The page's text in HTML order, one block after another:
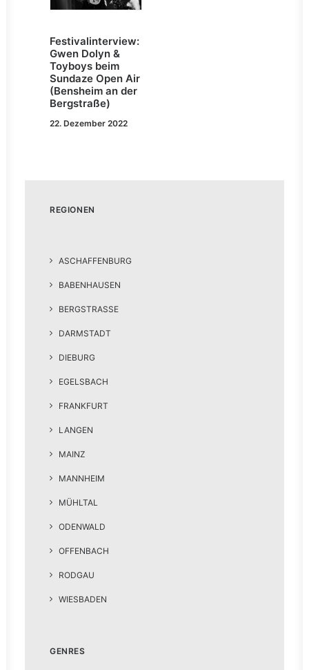
Festivalinterview:
Gwen Dolyn &
Toyboys beim
Sundaze Open Air
(Bensheim an der
Bergstraße)
22. Dezember 2022
REGIONEN
ASCHAFFENBURG
BABENHAUSEN
BERGSTRASSE
DARMSTADT
DIEBURG
EGELSBACH
FRANKFURT
LANGEN
MAINZ
MANNHEIM
MÜHLTAL
ODENWALD
OFFENBACH
RODGAU
WIESBADEN
GENRES